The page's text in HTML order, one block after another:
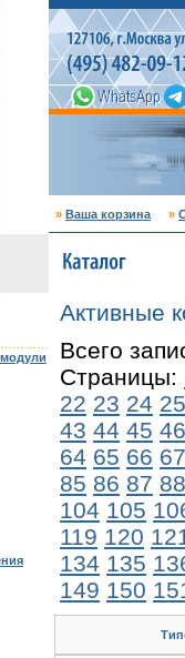
» Ваша корзина »
Активные
Всего
Страницы:
22 23 24 25
43 44 45 46
64 65 66 67
85 86 87 88
104 105
119 120
134 135
149 150